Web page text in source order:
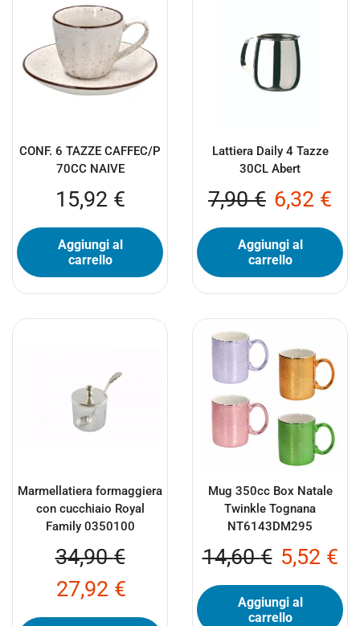
CONF. 6 TAZZE CAFFEC/P
70CC NAIVE
15,92 €
Aggiungi al
carrello
Lattiera Daily 4 Tazze
30CL Abert
7,90€ 6,32 €
Aggiungi al
carrello
Marmellatiera formaggiera
con cucchiaio Royal
Family 0350100
34,90€
27,92 €
Mug 350cc Box Natale
Twinkle Tognana
NT6143DM295
14,60€ 5,52 €
Aggiungi al
carrello